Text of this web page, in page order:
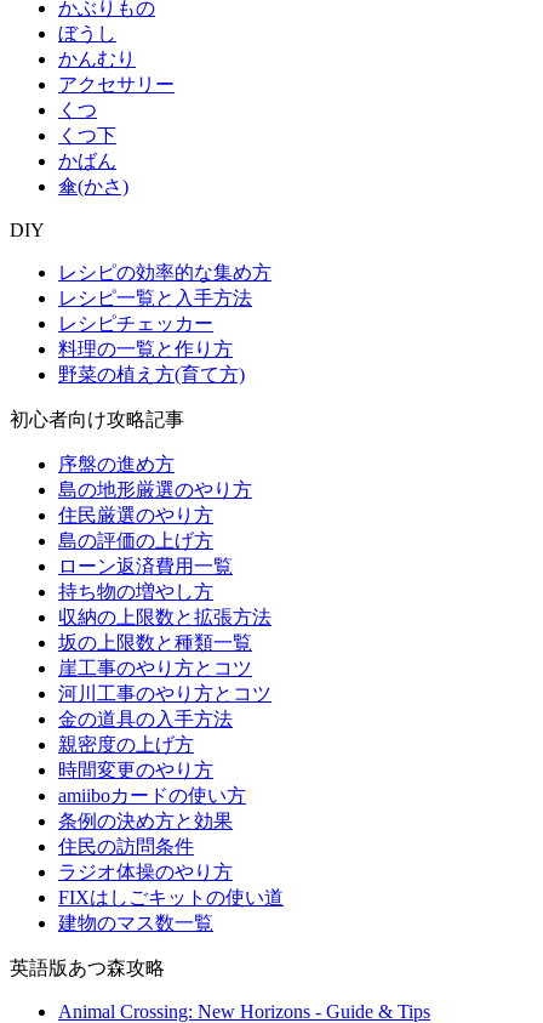
かぶりもの
ぼうし
かんむり
アクセサリー
くつ
くつ下
かばん
傘(かさ)
DIY
レシピの効率的な集め方
レシピ一覧と入手方法
レシピチェッカー
料理の一覧と作り方
野菜の植え方(育て方)
初心者向け攻略記事
序盤の進め方
島の地形厳選のやり方
住民厳選のやり方
島の評価の上げ方
ローン返済費用一覧
持ち物の増やし方
収納の上限数と拡張方法
坂の上限数と種類一覧
崖工事のやり方とコツ
河川工事のやり方とコツ
金の道具の入手方法
親密度の上げ方
時間変更のやり方
amiiboカードの使い方
条例の決め方と効果
住民の訪問条件
ラジオ体操のやり方
FIXはしごキットの使い道
建物のマス数一覧
英語版あつ森攻略
Animal Crossing: New Horizons - Guide & Tips